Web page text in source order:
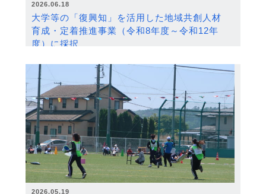
2026.06.18
大学等の「復興知」を活用した地域共創人材
育成・定着推進事業（令和8年度～令和12年
度）に採択
2026.05.19